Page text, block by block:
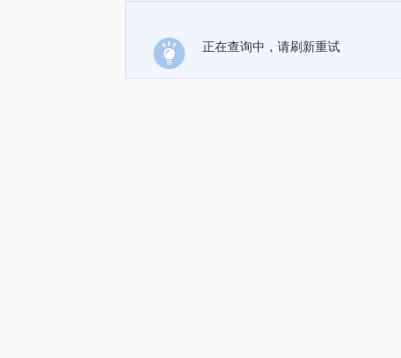
正在查询中，请刷新重试